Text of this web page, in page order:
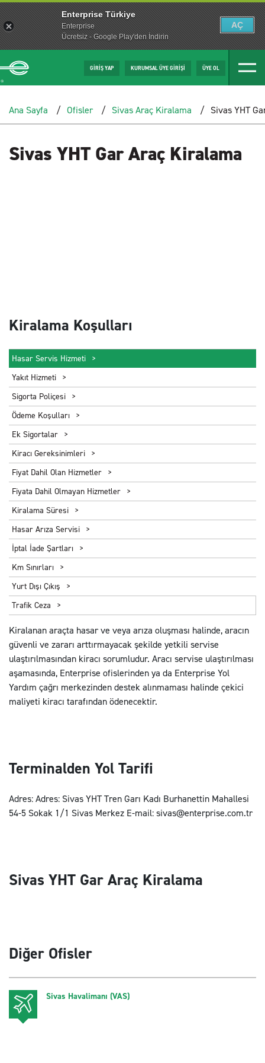
GİRİŞ YAP KURUMSAL ÜYE GİRİŞİ ÜYE OL
Ana Sayfa Ofisler Sivas Araç Kiralama Sivas YHT
Sivas YHT Gar Araç Kiralama
Kiralama Koşulları
Hasar Servis Hizmeti
Yakıt Hizmeti
Sigorta Poliçesi
Ödeme Koşulları
Ek Sigortalar
Kiracı Gereksinimleri
Fiyat Dahil Olan Hizmetler
Fiyata Dahil Olmayan Hizmetler
Kiralama Süresi
Hasar Arıza Servisi
İptal İade Şartları
Km Sınırları
Yurt Dışı Çıkış
Trafik Ceza
Kiralanan araçta hasar ve veya arıza oluşması halinde, aracın
güvenli ve zararı arttırmayacak şekilde yetkili servise
ulaştırılmasından kiracı sorumludur. Aracı servise ulaştırılması
aşamasında, Enterprise ofislerinden ya da Enterprise Yol
Yardım çağrı merkezinden destek alınmaması halinde çekici
maliyeti kiracı tarafından ödenecektir.
Terminalden Yol Tarifi
Adres: Adres: Sivas YHT Tren Garı Kadı Burhanettin Mahallesi
54-5 Sokak 1/1 Sivas Merkez E-mail: sivas@enterprise.com.tr
Sivas YHT Gar Araç Kiralama
Diğer Ofisler
Sivas Havalimanı (VAS)
Enterprise Türkiye
Enterprise
Ücretsiz - Google Play'den İndirin
AÇ